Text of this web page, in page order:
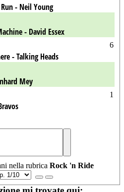
- Neil Young
- David Essex
6
- Talking Heads
Mey
1
nella rubrica Rock 'n Ride